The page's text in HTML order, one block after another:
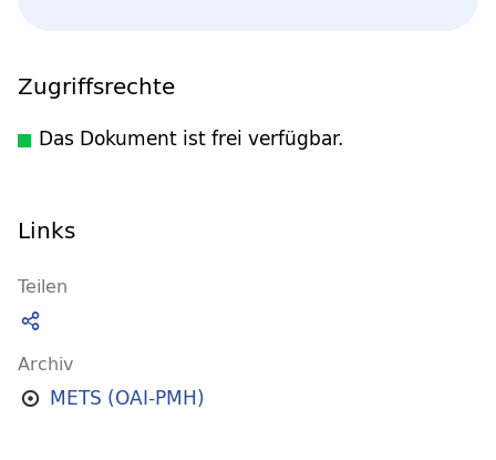
Zugriffsrechte
Das Dokument ist frei verfügbar.
Links
Teilen
Archiv
METS (OAI-PMH)